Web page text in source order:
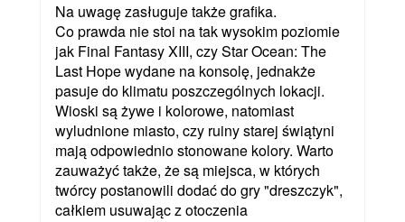
Na uwagę zasługuje także grafika.
Co prawda nie stoi na tak wysokim poziomie
jak Final Fantasy XIII, czy Star Ocean: The
Last Hope wydane na konsolę, jednakże
pasuje do klimatu poszczególnych lokacji.
Wioski są żywe i kolorowe, natomiast
wyludnione miasto, czy ruiny starej świątyni
mają odpowiednio stonowane kolory. Warto
zauważyć także, że są miejsca, w których
twórcy postanowili dodać do gry "dreszczyk",
całkiem usuwając z otoczenia